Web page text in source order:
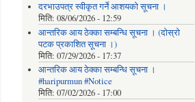
दरभाउपत्र स्वीकृत गर्ने आशयको सूचना ।
मिति: 08/06/2026 - 12:59
आन्तरिक आय ठेक्का सम्बन्धि सूचना । (दोस्रो
पटक प्रकाशित सूचना ।)
मिति: 07/29/2026 - 17:37
आन्तरिक आय ठेक्का सम्बन्धि सूचना ।
#haripurmun #Notice
मिति: 07/02/2026 - 17:00